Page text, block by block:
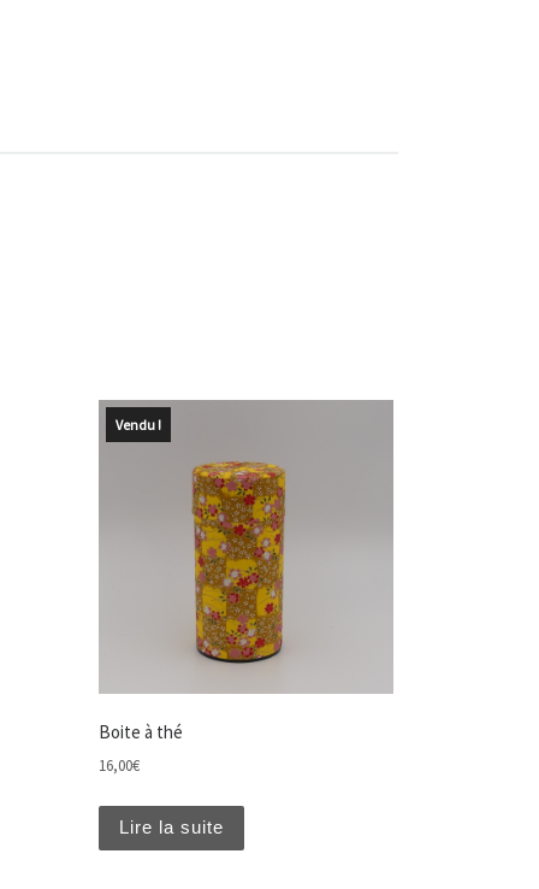
choisies sur la page du produit
Vendu !
Boite à thé
16,00€
Lire la suite